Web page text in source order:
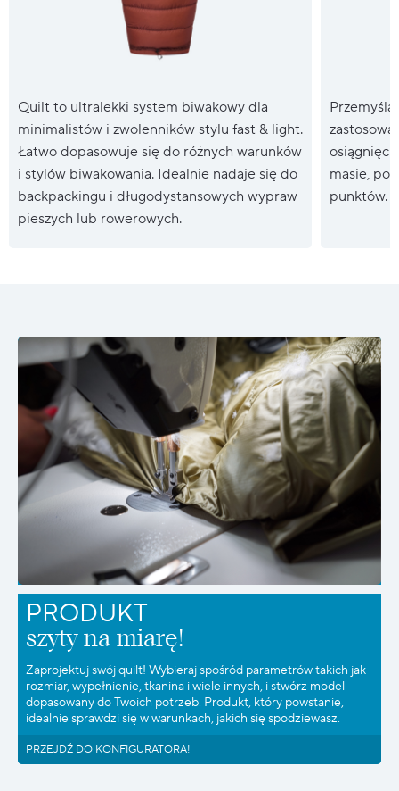
Quilt to ultralekki system biwakowy dla
minimalistów i zwolenników stylu fast & light.
Łatwo dopasowuje się do różnych warunków
i stylów biwakowania. Idealnie nadaje się do
backpackingu i długodystansowych wypraw
pieszych lub rowerowych.
masie,
punktów.
PRODUKT
szyty na miarę!
Zaprojektuj swój quilt! Wybieraj spośród parametrów takich jak
rozmiar, wypełnienie, tkanina i wiele innych, i stwórz model
dopasowany do Twoich potrzeb. Produkt, który powstanie,
idealnie sprawdzi się w warunkach, jakich się spodziewasz.
PRZEJDŹ DO KONFIGURATORA!